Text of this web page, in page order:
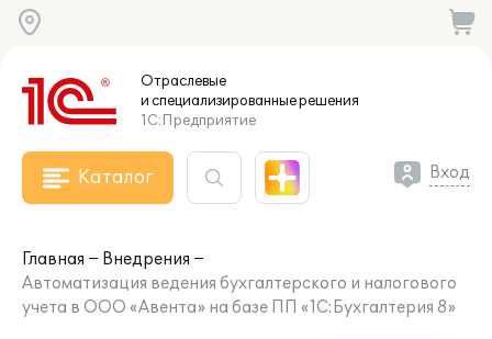
Отраслевые
и специализированныерешения
1С:Предприятие
Каталог Вход
Главная
Внедрения
Автоматизация ведения бухгалтерского и налогового
учета в ООО «Авента» на базе ПП «1С:Бухгалтерия 8»